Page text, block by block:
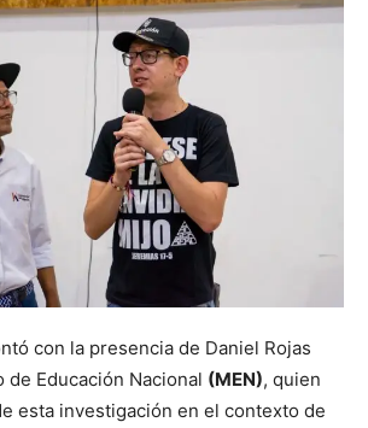
con la presencia de Daniel Rojas
Educación Nacional (MEN), quien
esta investigación en el contexto de